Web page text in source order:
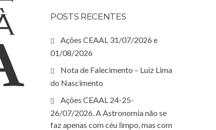
POSTS RECENTES
Ações CEAAL 31/07/2026 e
01/08/2026
Nota de Falecimento – Luiz Lima
do Nascimento
Ações CEAAL 24-25-
26/07/2026. A Astronomia não se
faz apenas com céu limpo, mas com